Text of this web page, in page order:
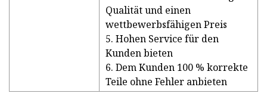
Qualität und einen
wettbewerbsfähigen Preis
5. Hohen Service für den
Kunden bieten
6. Dem Kunden 100 % korrekte
Teile ohne Fehler anbieten